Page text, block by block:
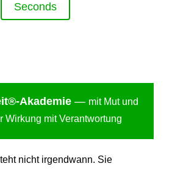
Seconds
t®-Akademie — mit Mut und
Wirkung mit Verantwortung
nicht irgendwann. Sie